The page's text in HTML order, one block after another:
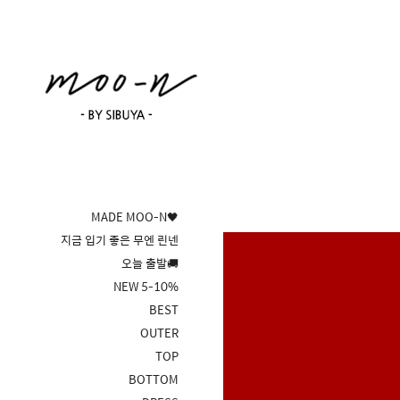
MADE MOO-N🖤
지금 입기 좋은 무엔 린넨
오늘 출발🚚
NEW 5-10%
BEST
OUTER
TOP
BOTTOM